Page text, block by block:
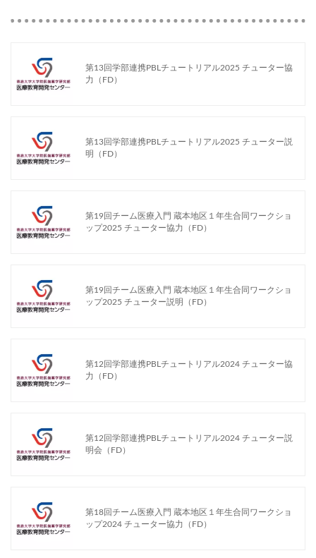
第13回学部連携PBLチュートリアル2025 チューター協
力（FD）
第13回学部連携PBLチュートリアル2025 チューター説
明（FD）
第19回チーム医療入門 蔵本地区１年生合同ワークショ
ップ2025 チューター協力（FD）
第19回チーム医療入門 蔵本地区１年生合同ワークショ
ップ2025 チューター説明（FD）
第12回学部連携PBLチュートリアル2024 チューター協
力（FD）
第12回学部連携PBLチュートリアル2024 チューター説
明会（FD）
第18回チーム医療入門 蔵本地区１年生合同ワークショ
ップ2024 チューター協力（FD）